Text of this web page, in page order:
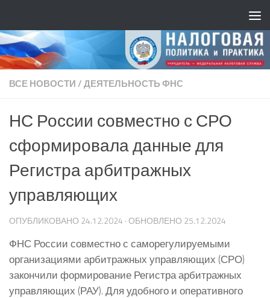
ВСЕ НОВОСТИ/ДЕЯТЕЛЬНОСТЬ ФНС
НС России совместно с СРО
сформировала данные для
Регистра арбитражных
управляющих
ОПУБЛИКОВАНО 24.12.2024 · ОБНОВЛЕНО 25.12.2024
ФНС России совместно с саморегулируемыми
организациями арбитражных управляющих (СРО)
закончили формирование Регистра арбитражных
управляющих (РАУ). Для удобного и оперативного